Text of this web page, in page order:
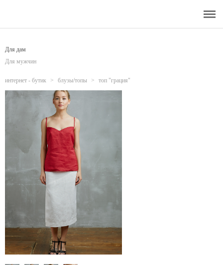
О бренде
Уникальность изделий
Акции бутика
Рекомендации по уходу
Сотрудничество
Контакты
Для дам
Для мужчин
интернет - бутик > блузы/топы > топ "грация"